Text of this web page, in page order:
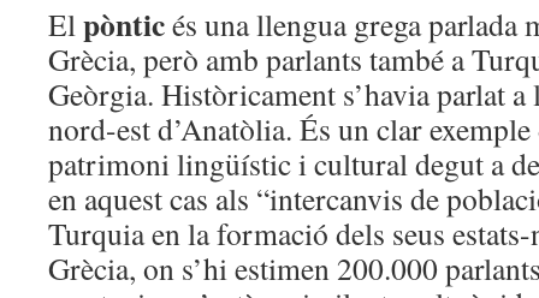
Elpònticés una llengua grega parlada
Grècia, però amb parlants també a
Geòrgia. Històricament s’havia parlat a
nord-est d’Anatòlia. És un clar
patrimoni lingüístic i cultural degut a
en aquest cas als “intercanvis de
Turquia en la formació dels seus
Grècia, on s’hi estimen 200.000